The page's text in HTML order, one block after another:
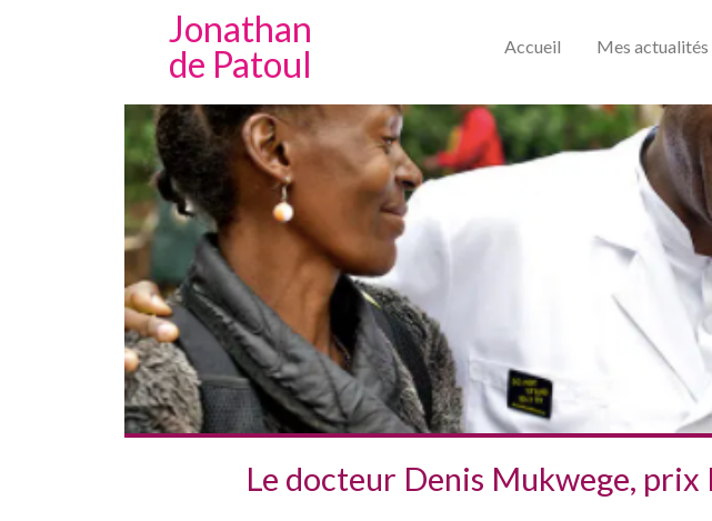
Jonathan
de Patoul
Accueil Mes actualités
Le docteur Denis Mukwege,